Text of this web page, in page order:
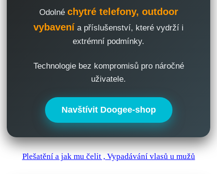
Odolné chytré telefony, outdoor
vybavení a příslušenství, které vydrží i
extrémní podmínky.
Technologie bez kompromisů pro náročné
uživatele.
Navštívit Doogee-shop
Plešatění a jak mu čelit , Vypadávání vlasů u mužů